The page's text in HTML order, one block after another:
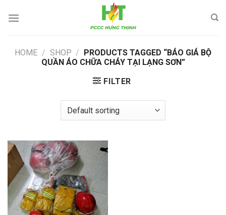
HOME / SHOP / PRODUCTS TAGGED “BÁO GIÁ BỘ
QUẦN ÁO CHỮA CHÁY TẠI LẠNG SƠN”
FILTER